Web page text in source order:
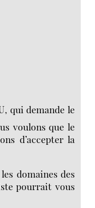
qui demande le
voulons que le
d’accepter la
domaines des
pourrait vous